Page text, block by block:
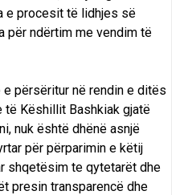
e procesit të lidhjes së
për ndërtim me vendim të
përsëritur në rendin e ditës
të Këshillit Bashkiak gjatë
nuk është dhënë asnjë
për përparimin e këtij
shqetësim te qytetarët dhe
presin transparencë dhe